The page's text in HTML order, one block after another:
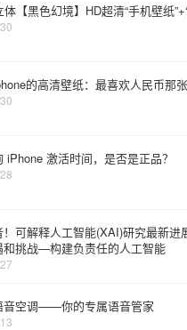
【黑色幻境】HD超清“手机壁纸
的高清壁纸：最喜欢人民币那张
iPhone 激活时间，是否是正品？
！可解释人工智能(XAI)研究最新进
和挑战—构建负责任的人工智能
音空调——你的专属语音管家